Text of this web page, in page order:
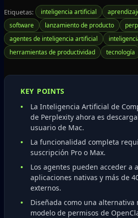
Etiquetas: inteligencia artificial
software
lanzamiento de producto
agentes de inteligencia artificial
herramientas de productividad
tecnología
KEY POINTS
La Inteligencia Artificial de
de Perplexity ahora es
usuario de Mac.
La funcionalidad completa
suscripción Pro o Max.
Los agentes pueden acceder a
aplicaciones nativas y más de
externos.
Diseñada como una alternativa
modelo de permisos de